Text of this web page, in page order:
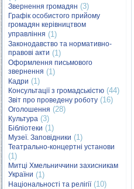
Звернення громадян (3)
Графік особистого прийому
громадян керівництвом
управління (1)
Законодавство та нормативно-
правові акти (1)
Оформлення письмового
звернення (1)
Кадри (1)
Консультації з громадськістю (44)
Звіт про проведену роботу (16)
Оголошення (28)
Культура (3)
Бібліотеки (1)
Музеї. Заповідники (1)
Театрально-концертні установи
(1)
Митці Хмельниччини захисникам
України (1)
Національності та релігії(10)